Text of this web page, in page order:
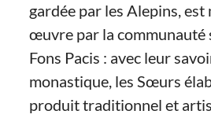
gardée par les Alepins, est
œuvre par la communauté
Fons Pacis : avec leur
monastique, les Sœurs
produit traditionnel et